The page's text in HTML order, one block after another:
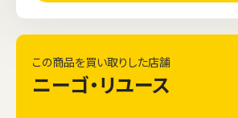
この商品を買い取りした店舗
ニーゴ・リユース